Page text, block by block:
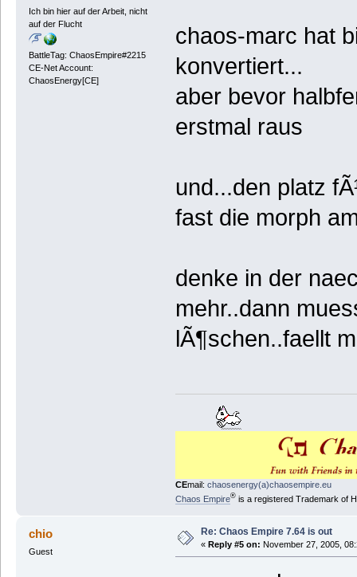
Ich bin hier auf der Arbeit, nicht
auf der Flucht
BattleTag: ChaosEmpire#2215
CE-Net Account:
ChaosEnergy[CE]
chaos-marc hat
konvertiert...
aber bevor
erstmal raus
und...den platz
fast die morph
denke in der
mehr..dann
lÃ¶schen..faellt
CEmail: chaosenergy(a)chaosempire.eu
Chaos Empire®is a registered Trademark of
chio
Guest
Re: Chaos Empire 7.64 is out
« Reply #5 on: November 27, 2005,